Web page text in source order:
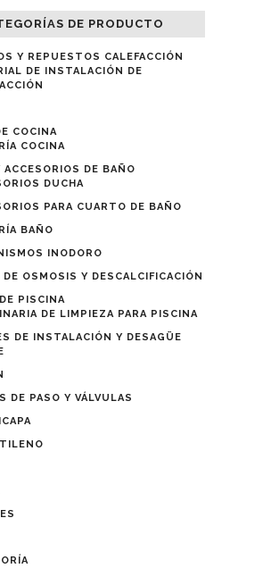
DE PRODUCTO
Y REPUESTOS CALEFACCIÓN
DE INSTALACIÓN DE
COCINA
COCINA
ACCESORIOS DE BAÑO
DUCHA
PARA CUARTO DE BAÑO
BAÑO
INODORO
DE OSMOSIS Y DESCALCIFICACIÓN
PISCINA
DE LIMPIEZA PARA PISCINA
DE INSTALACIÓN Y DESAGÜE
DE PASO Y VÁLVULAS